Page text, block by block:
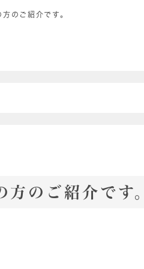
のご紹介です。
のご紹介です。